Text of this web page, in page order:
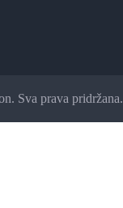
Sva prava pridržana.